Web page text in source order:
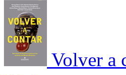
Volver a